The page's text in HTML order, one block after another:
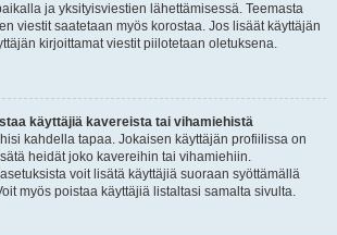
ja yksityisviestien lähettämisessä. Teemasta
viestit saatetaan myös korostaa. Jos lisäät käyttäjän
kirjoittamat viestit piilotetaan oletuksena.
käyttäjiä kavereista tai vihamiehistä
kahdella tapaa. Jokaisen käyttäjän profiilissa on
heidät joko kavereihin tai vihamiehiin.
voit lisätä käyttäjiä suoraan syöttämällä
myös poistaa käyttäjiä listaltasi samalta sivulta.